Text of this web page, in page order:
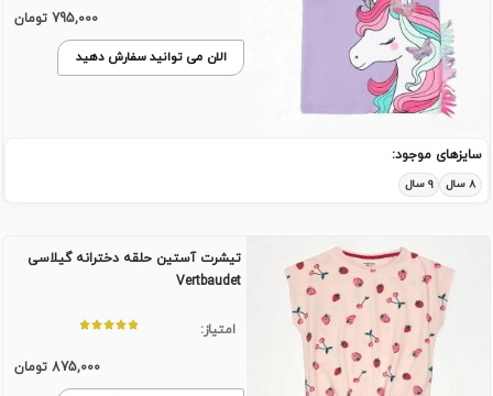
795,000 تومان
الان می توانید سفارش دهید
سایزهای موجود:
۸ سال ۹ سال
تیشرت آستین حلقه دخترانه گیلاسی
Vertbaudet
امتیاز:
875,000 تومان